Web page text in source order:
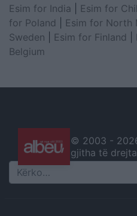
Esim for India
Esim for
for Poland
Esim for North
Sweden
Esim for Finland
Belgium
© 2003 -
gjitha të
Search